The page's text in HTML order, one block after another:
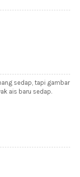
sedap, tapi gambar
ais baru sedap.